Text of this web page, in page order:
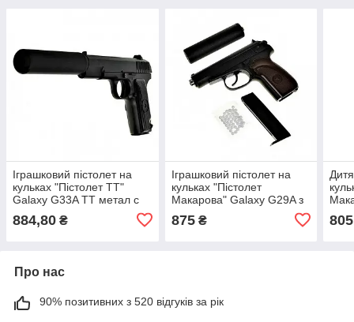
Іграшковий пістолет на
кульках "Пістолет TT"
Galaxy G33A ТТ метал c
884,80 ₴
Іграшковий пістолет на
кульках "Пістолет
Макарова" Galaxy G29A з
імітацією глушника метал
чорний
875₴ 805
Про нас
90% позитивних з 520 відгуків за рік